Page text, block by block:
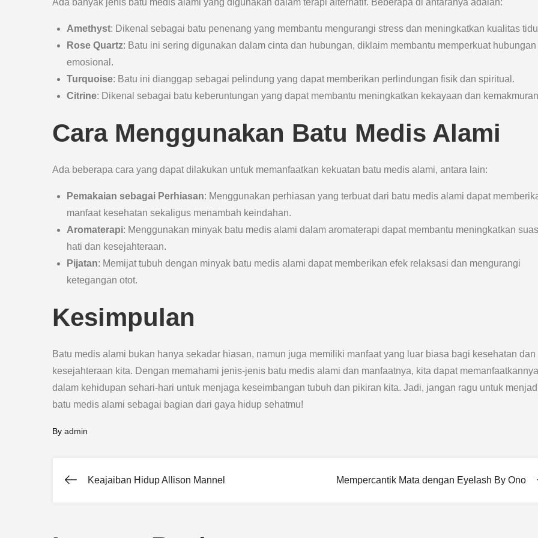
Ada banyak jenis batu medis alami yang digunakan dalam terapi alternatif. Beberapa di antaranya adalah:
Amethyst: Dikenal sebagai batu penenang yang membantu mengurangi stress dan meningkatkan kualitas
Rose Quartz: Batu ini sering digunakan dalam cinta dan hubungan, diklaim membantu memperkuat hubungan
emosional.
Turquoise: Batu ini dianggap sebagai pelindung yang dapat memberikan perlindungan fisik dan spiritual.
Citrine: Dikenal sebagai batu keberuntungan yang dapat membantu meningkatkan kekayaan dan
Cara Menggunakan Batu Medis Alami
Ada beberapa cara yang dapat dilakukan untuk memanfaatkan kekuatan batu medis alami, antara lain:
Pemakaian sebagai Perhiasan: Menggunakan perhiasan yang terbuat dari batu medis alami dapat
manfaat kesehatan sekaligus menambah keindahan.
Aromaterapi: Menggunakan minyak batu medis alami dalam aromaterapi dapat membantu meningkatkan
hati dan kesejahteraan.
Pijatan: Memijat tubuh dengan minyak batu medis alami dapat memberikan efek relaksasi dan mengurangi
ketegangan otot.
Kesimpulan
Batu medis alami bukan hanya sekadar hiasan, namun juga memiliki manfaat yang luar biasa bagi kesehatan dan
kesejahteraan kita. Dengan memahami jenis-jenis batu medis alami dan manfaatnya, kita dapat memanfaatkannya
dalam kehidupan sehari-hari untuk menjaga keseimbangan tubuh dan pikiran kita. Jadi, jangan ragu untuk
batu medis alami sebagai bagian dari gaya hidup sehatmu!
By admin
Post
Keajaiban Hidup Allison Mannel Mempercantik Mata dengan Eyelash By Ono